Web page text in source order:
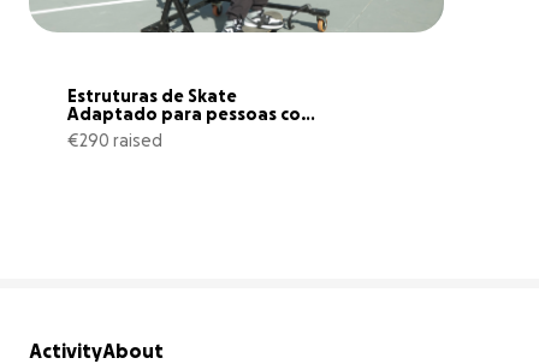
Estruturas de Skate
Adaptado para pessoas com
deficiência
€290 raised
ActivityAbout